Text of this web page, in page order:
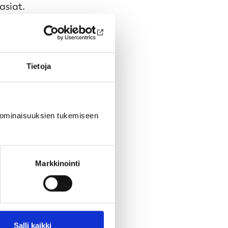
Tietoja
tukemiseen
Markkinointi
Salli kaikki
opettajien